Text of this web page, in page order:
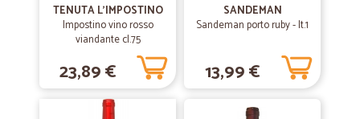
31/05/2020
—Josée L.
Scelta ampia di prodotti
Scelta ampia di prodotti, sito di facile consultazione, invio merce
rapido, l'unico aspetto: i prodotti freschi hanno una scadenza molto a
ridosso dell'arrivo della merce
TENUTA L'IMPOSTINO
Impostino vino rosso
viandante cl.75
23,89 €
SANDEMAN
Sandeman porto ruby - lt.1
13,99 €